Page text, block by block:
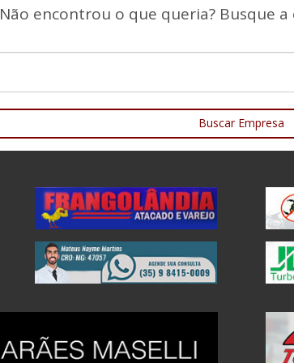
Não encontrou o que queria? Busque
Buscar Empresa